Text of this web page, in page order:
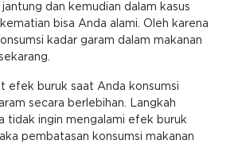
dan kemudian dalam kasus
bisa Anda alami. Oleh karena
kadar garam dalam makanan
efek buruk saat Anda konsumsi
secara berlebihan. Langkah
tidak ingin mengalami efek buruk
pembatasan konsumsi makanan